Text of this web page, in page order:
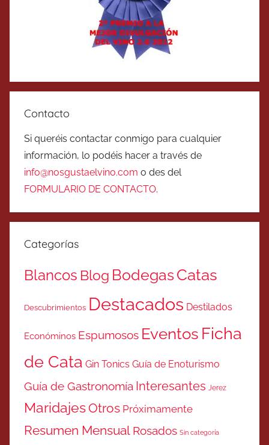
Contacto
Si queréis contactar conmigo para cualquier
información, lo podéis hacer a través de
info@nosgustaelvino.com o des del
FORMULARIO DE CONTACTO.
Categorías
Blancos Blog BodegasCatas
Descubrimientos Destacados Destilados
Económinos Espumosos Eventos Ficha
de Cata Gin Tonics Guía de Enoturismo
Guía de Gastronomía Interesantes Jerez
MaridajesOtros Próximamente
Resumen Mensual Rosados Sin categoría